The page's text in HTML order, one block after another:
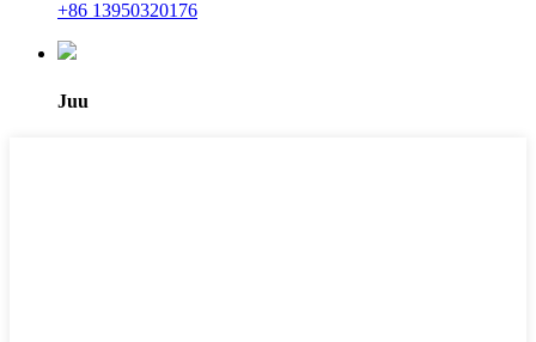
+86 13950320176
Juu